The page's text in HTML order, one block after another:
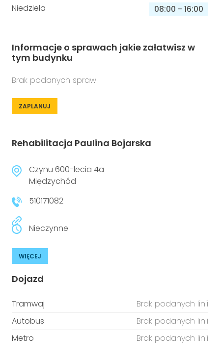
Niedziela
08:00 - 16:00
Informacje o sprawach jakie załatwisz w
tym budynku
Brak podanych spraw
ZAPLANUJ
Rehabilitacja Paulina Bojarska
Czynu 600-lecia 4a
Międzychód
510171082
Nieczynne
WIĘCEJ
Dojazd
Tramwaj
Brak podanych linii
Autobus
Brak podanych linii
Metro
Brak podanych linii